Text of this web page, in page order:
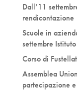
Dall’11
rendicontazione
Scuole in
settembre
Corso di
Assemblea
partecipazione